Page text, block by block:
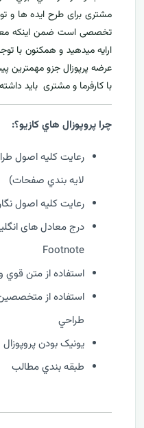
مشتری برای طرح ايده ها و
تخصصی است ضمن اینکه
ارايه ميدهید و همکنون با
عرضه پرپوزال جزو مهمترين
با کارفرما و مشتری بايد
چرا پروپوزال هاي کازيو؟:
رعايت کليه اصول
لايه بندي صفحات)
رعايت کليه اصول
درج معادل های
Footnote
استفاده از متن
استفاده از
طراحي
يونيک بودن پروپوزال
طبقه بندي مطالب